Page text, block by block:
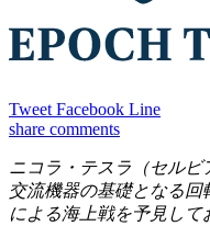
Tweet Facebook Line
share comments
ニコラ・テスラ（セルビ
交流機器の基礎となる回
による海上戦を予見して